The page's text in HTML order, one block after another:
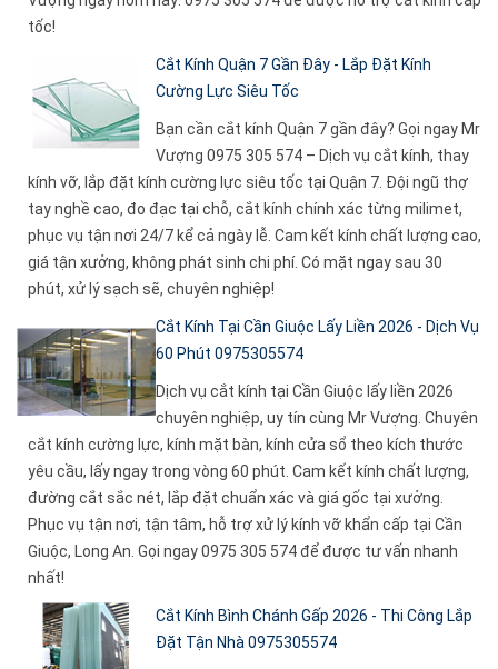
tốc!
Cắt Kính Quận 7 Gần Đây - Lắp Đặt Kính
Cường Lực Siêu Tốc
Bạn cần cắt kính Quận 7 gần đây? Gọi ngay Mr
Vượng 0975 305 574 – Dịch vụ cắt kính, thay
kính vỡ, lắp đặt kính cường lực siêu tốc tại Quận 7. Đội ngũ thợ
tay nghề cao, đo đạc tại chỗ, cắt kính chính xác từng milimet,
phục vụ tận nơi 24/7 kể cả ngày lễ. Cam kết kính chất lượng cao,
giá tận xưởng, không phát sinh chi phí. Có mặt ngay sau 30
phút, xử lý sạch sẽ, chuyên nghiệp!
Cắt Kính Tại Cần Giuộc Lấy Liền 2026 - Dịch Vụ
60 Phút 0975305574
Dịch vụ cắt kính tại Cần Giuộc lấy liền 2026
chuyên nghiệp, uy tín cùng Mr Vượng. Chuyên
cắt kính cường lực, kính mặt bàn, kính cửa sổ theo kích thước
yêu cầu, lấy ngay trong vòng 60 phút. Cam kết kính chất lượng,
đường cắt sắc nét, lắp đặt chuẩn xác và giá gốc tại xưởng.
Phục vụ tận nơi, tận tâm, hỗ trợ xử lý kính vỡ khẩn cấp tại Cần
Giuộc, Long An. Gọi ngay 0975 305 574 để được tư vấn nhanh
nhất!
Cắt Kính Bình Chánh Gấp 2026 - Thi Công Lắp
Đặt Tận Nhà 0975305574